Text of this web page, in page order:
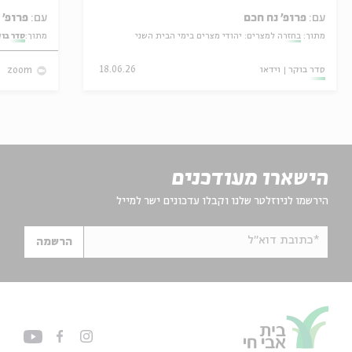
עם: פרופ' נח חכם
מתוך: בחזרה למצרים: יהודי מצרים בימי הבית השני
סדר בוקר וידאו 18.06.26
עם: פרופ' אביגדור שנאן
מתוך:סדר
zoom
הישארו מעודכנים
הירשמו לניוזלטר שלנו וקבלו עדכונים ישר למייל
*כתובת דוא"ל הרשמה